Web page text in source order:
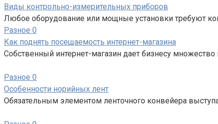
Виды контрольно-измерительных приборов
Любое оборудование или мощные установки требуют
Разное 0
Как поднять посещаемость интернет-магазина
Собственный интернет-магазин дает бизнесу
Разное 0
Особенности норийных лент
Обязательным элементом ленточного конвейера